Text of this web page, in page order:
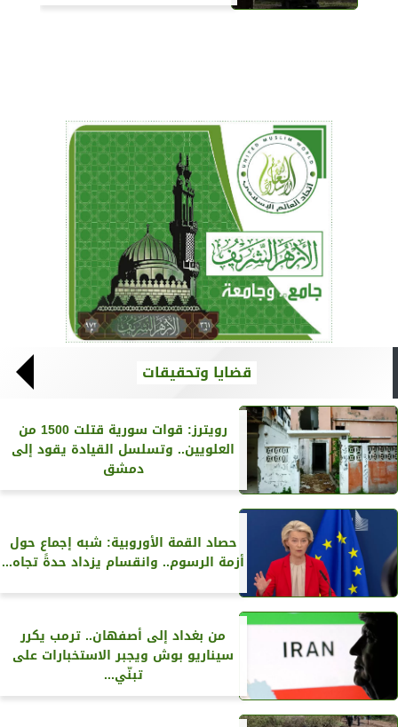
قضايا وتحقيقات
رويترز‏: قوات سورية قتلت 1500 من
العلويين.. وتسلسل القيادة يقود إلى
دمشق
حصاد القمة الأوروبية: شبه إجماع حول
أزمة الرسوم.. وانقسام يزداد حدةً تجاه...
من بغداد إلى أصفهان.. ترمب يكرر
سيناريو بوش ويجبر الاستخبارات على
تبنّي...